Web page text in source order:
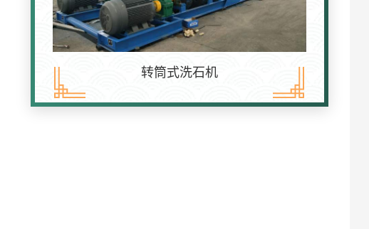
转筒式洗石机